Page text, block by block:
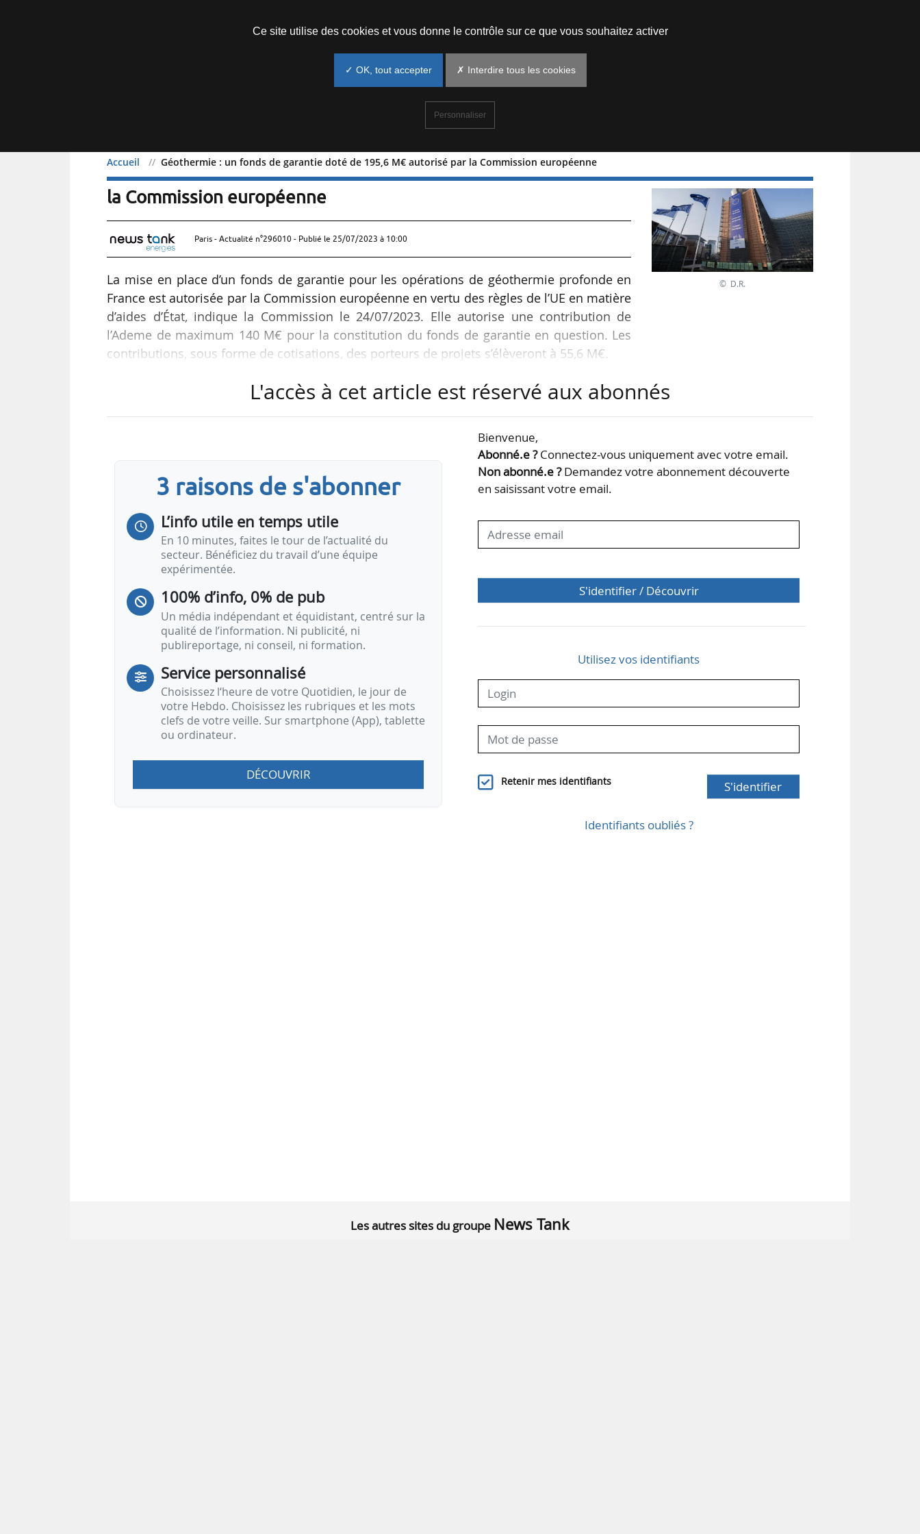
Accueil Géothermie : un fonds de garantie doté de 195,6 M€ autorisé par la Commission européenne
Géothermie : un fonds de garantie doté de 195,6 M€ autorisé par
la Commission européenne
Paris - Actualité n°296010 - Publié le 25/07/2023 à 10:00
La mise en place d’un fonds de garantie pour les opérations de géothermie profonde en
France est autorisée par la Commission européenne en vertu des règles de l’UE en matière
d’aides d’État, indique la Commission le 24/07/2023. Elle autorise une contribution de
l’Ademe de maximum 140 M€ pour la constitution du fonds de garantie en question. Les
contributions, sous forme de cotisations, des porteurs de projets s’élèveront à 55,6 M€.
Le fonds, qui sera mis en œuvre pour une durée de 10 ans, accordera des garanties pour
d’incertitude de la ressource géothermale profonde lors de forages, étant donné que le
© D.R.
L'accès à cet article est réservé aux abonnés
3 raisons de s'abonner
L’info utile en temps utile
En 10 minutes, faites le tour de l’actualité du
secteur. Bénéficiez du travail d’une équipe
expérimentée.
100% d’info, 0% de pub
Un média indépendant et équidistant, centré sur la
qualité de l’information. Ni publicité, ni
publireportage, ni conseil, ni formation.
Service personnalisé
Choisissez l‘heure de votre Quotidien, le jour de
votre Hebdo. Choisissez les rubriques et les mots
clefs de votre veille. Sur smartphone (App), tablette
ou ordinateur.
DÉCOUVRIR
Bienvenue,
Abonné.e ?Connectez-vous uniquement avec votre email.
Non abonné.e ?Demandez votre abonnement découverte
en saisissant votre email.
S'identifier / Découvrir
Utilisez vos identifiants
Retenir mes identifiants S'identifier
Identifiants oubliés ?
Les autres sites du groupe News Tank
Ce site utilise des cookies et vous donne le contrôle sur ce que vous souhaitez activer
✓ OK, tout accepter ✗ Interdire tous les cookies
Personnaliser